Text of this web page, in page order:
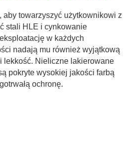
aby towarzyszyć użytkownikowi z
stali HLE i cynkowanie
w każdych
nadają mu również wyjątkową
lekkość. Nieliczne lakierowane
pokryte wysokiej jakości farbą
ochronę.